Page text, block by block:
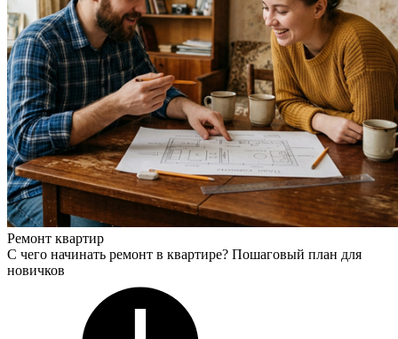
Ремонт квартир
С чего начинать ремонт в квартире? Пошаговый план для
новичков